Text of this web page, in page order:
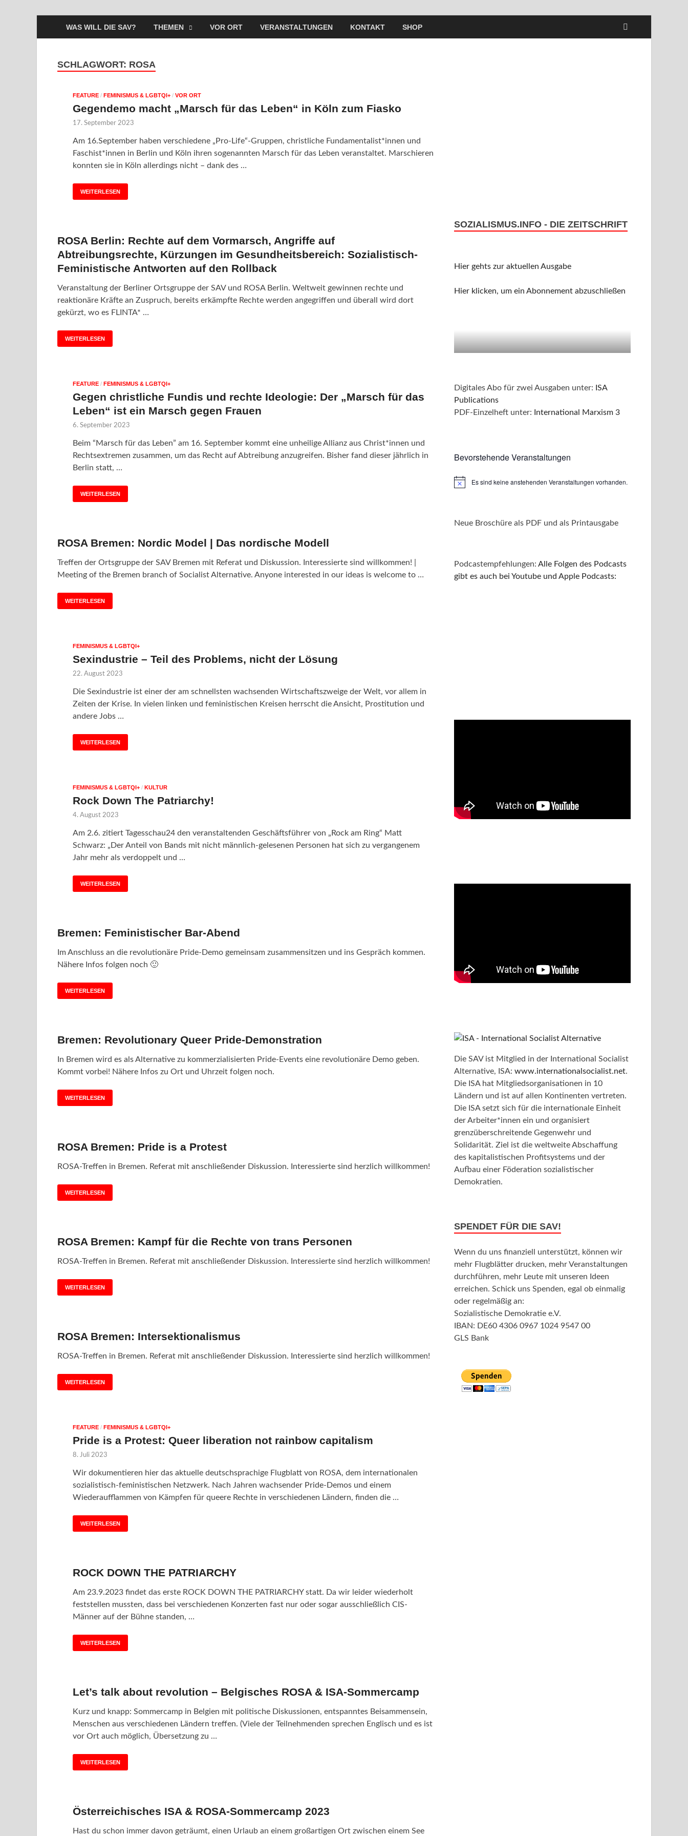
WAS WILL DIE SAV? THEMEN VOR ORT VERANSTALTUNGEN KONTAKT SHOP
SCHLAGWORT: ROSA
FEATURE / FEMINISMUS & LGBTQI+ / VOR ORT
Gegendemo macht „Marsch für das Leben“ in Köln zum Fiasko
17. September 2023
Am 16.September haben verschiedene „Pro-Life“-Gruppen, christliche Fundamentalist*innen und
Faschist*innen in Berlin und Köln ihren sogenannten Marsch für das Leben veranstaltet. Marschieren
konnten sie in Köln allerdings nicht – dank des …
WEITERLESEN
ROSA Berlin: Rechte auf dem Vormarsch, Angriffe auf
Abtreibungsrechte, Kürzungen im Gesundheitsbereich: Sozialistisch-
Feministische Antworten auf den Rollback
Veranstaltung der Berliner Ortsgruppe der SAV und ROSA Berlin. Weltweit gewinnen rechte und
reaktionäre Kräfte an Zuspruch, bereits erkämpfte Rechte werden angegriffen und überall wird dort
gekürzt, wo es FLINTA* …
WEITERLESEN
FEATURE / FEMINISMUS & LGBTQI+
Gegen christliche Fundis und rechte Ideologie: Der „Marsch für das
Leben“ ist ein Marsch gegen Frauen
6. September 2023
Beim “Marsch für das Leben” am 16. September kommt eine unheilige Allianz aus Christ*innen und
Rechtsextremen zusammen, um das Recht auf Abtreibung anzugreifen. Bisher fand dieser jährlich in
Berlin statt, …
WEITERLESEN
ROSA Bremen: Nordic Model | Das nordische Modell
Treffen der Ortsgruppe der SAV Bremen mit Referat und Diskussion. Interessierte sind willkommen! |
Meeting of the Bremen branch of Socialist Alternative. Anyone interested in our ideas is welcome to …
WEITERLESEN
FEMINISMUS & LGBTQI+
Sexindustrie – Teil des Problems, nicht der Lösung
22. August 2023
Die Sexindustrie ist einer der am schnellsten wachsenden Wirtschaftszweige der Welt, vor allem in
Zeiten der Krise. In vielen linken und feministischen Kreisen herrscht die Ansicht, Prostitution und
andere Jobs …
WEITERLESEN
FEMINISMUS & LGBTQI+ / KULTUR
Rock Down The Patriarchy!
4. August 2023
Am 2.6. zitiert Tagesschau24 den veranstaltenden Geschäftsführer von „Rock am Ring“ Matt
Schwarz: „Der Anteil von Bands mit nicht männlich-gelesenen Personen hat sich zu vergangenem
Jahr mehr als verdoppelt und …
WEITERLESEN
Bremen: Feministischer Bar-Abend
Im Anschluss an die revolutionäre Pride-Demo gemeinsam zusammensitzen und ins Gespräch kommen.
Nähere Infos folgen noch 🙂
WEITERLESEN
Bremen: Revolutionary Queer Pride-Demonstration
In Bremen wird es als Alternative zu kommerzialisierten Pride-Events eine revolutionäre Demo geben.
Kommt vorbei! Nähere Infos zu Ort und Uhrzeit folgen noch.
WEITERLESEN
ROSA Bremen: Pride is a Protest
ROSA-Treffen in Bremen. Referat mit anschließender Diskussion. Interessierte sind herzlich willkommen!
WEITERLESEN
ROSA Bremen: Kampf für die Rechte von trans Personen
ROSA-Treffen in Bremen. Referat mit anschließender Diskussion. Interessierte sind herzlich willkommen!
WEITERLESEN
ROSA Bremen: Intersektionalismus
ROSA-Treffen in Bremen. Referat mit anschließender Diskussion. Interessierte sind herzlich willkommen!
WEITERLESEN
FEATURE / FEMINISMUS & LGBTQI+
Pride is a Protest: Queer liberation not rainbow capitalism
8. Juli 2023
Wir dokumentieren hier das aktuelle deutschsprachige Flugblatt von ROSA, dem internationalen
sozialistisch-feministischen Netzwerk. Nach Jahren wachsender Pride-Demos und einem
Wiederaufflammen von Kämpfen für queere Rechte in verschiedenen Ländern, finden die …
WEITERLESEN
ROCK DOWN THE PATRIARCHY
Am 23.9.2023 findet das erste ROCK DOWN THE PATRIARCHY statt. Da wir leider wiederholt
feststellen mussten, dass bei verschiedenen Konzerten fast nur oder sogar ausschließlich CIS-
Männer auf der Bühne standen, …
WEITERLESEN
Let’s talk about revolution – Belgisches ROSA & ISA-Sommercamp
Kurz und knapp: Sommercamp in Belgien mit politische Diskussionen, entspanntes Beisammensein,
Menschen aus verschiedenen Ländern treffen. (Viele der Teilnehmenden sprechen Englisch und es ist
vor Ort auch möglich, Übersetzung zu …
WEITERLESEN
Österreichisches ISA & ROSA-Sommercamp 2023
Hast du schon immer davon geträumt, einen Urlaub an einem großartigen Ort zwischen einem See
SOZIALISMUS.INFO - DIE ZEITSCHRIFT
Hier gehts zur aktuellen Ausgabe
Hier klicken, um ein Abonnement abzuschließen
Digitales Abo für zwei Ausgaben unter: ISA
Publications
PDF-Einzelheft unter:
International Marxism 3
Bevorstehende Veranstaltungen
HinweisEs sind keine anstehenden Veranstaltungen vorhanden.
Neue Broschüre als PDF und als Printausgabe
Podcastempfehlungen:Alle Folgen des Podcasts
gibt es auch bei Youtube und Apple Podcasts:
Die SAV ist Mitglied in der International Socialist
Alternative, ISA:www.internationalsocialist.net.
Die ISA hat Mitgliedsorganisationen in 10
Ländern und ist auf allen Kontinenten vertreten.
Die ISA setzt sich für die internationale Einheit
der Arbeiter*innen ein und organisiert
grenzüberschreitende Gegenwehr und
Solidarität. Ziel ist die weltweite Abschaffung
des kapitalistischen Profitsystems und der
Aufbau einer Föderation sozialistischer
Demokratien.
SPENDET FÜR DIE SAV!
Wenn du uns finanziell unterstützt, können wir
mehr Flugblätter drucken, mehr Veranstaltungen
durchführen, mehr Leute mit unseren Ideen
erreichen. Schick uns Spenden, egal ob einmalig
oder regelmäßig an:
Sozialistische Demokratie e.V.
IBAN: DE60 4306 0967 1024 9547 00
GLS Bank